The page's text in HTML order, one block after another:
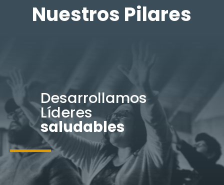
Nuestros Pilares
Desarrollamos
Líderes
saludables